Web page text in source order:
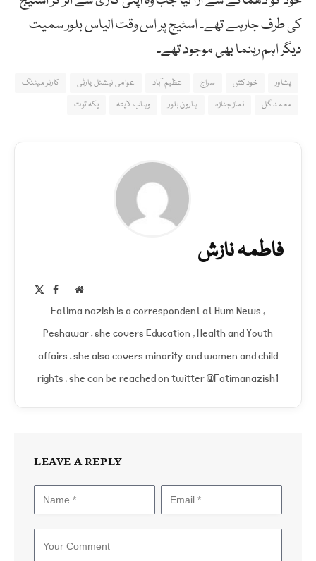
کی طرف جارہے تھے۔ اسٹیج پر اس وقت الیاس بلور سمیت
دیگر اہم رہنما بھی موجود تھے۔
پشاور خودکش سراج عظیم آباد عوامی نیشنل پارٹی
کارنر میٹنگ
محمد گل
نماز جنازہ ہارون بلور وہاب لاپتہ یکہ توت
فاطمہ نازش
Website
Facebook
Fatima nazish is a correspondent at Hum News ,
Peshawar . she covers Education , Health and Youth
affairs . she also covers minority and women and child
rights . she can be reached on twitter @Fatimanazish1
LEAVE A REPLY